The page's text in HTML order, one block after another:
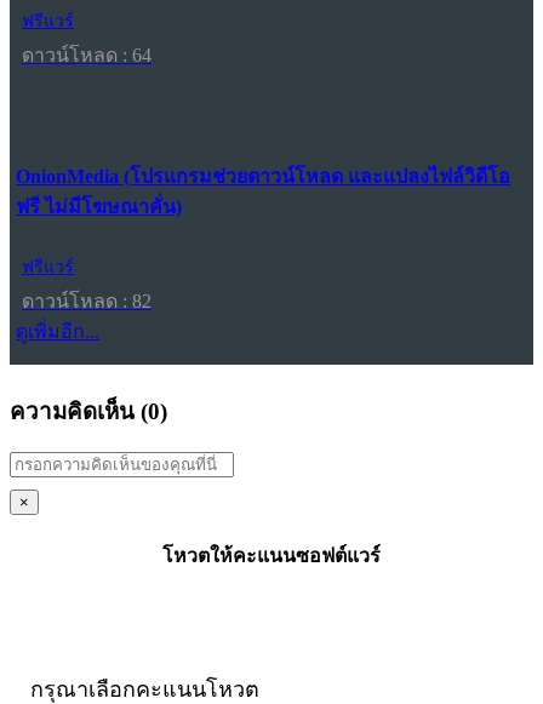
ฟรีแวร์
ดาวน์โหลด : 64
OnionMedia (โปรแกรมช่วยดาวน์โหลด และแปลงไฟล์วิดีโอ
ฟรี ไม่มีโฆษณาคั่น)
ฟรีแวร์
ดาวน์โหลด : 82
ดูเพิ่มอีก...
ความคิดเห็น (0)
×
โหวตให้คะแนนซอฟต์แวร์
กรุณาเลือกคะแนนโหวต